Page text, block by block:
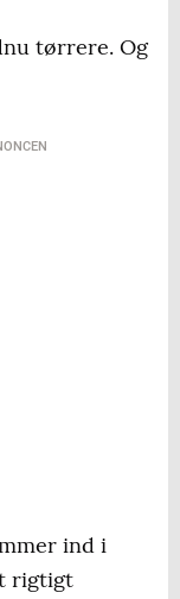
tørrere. Og
ind i
rigtigt